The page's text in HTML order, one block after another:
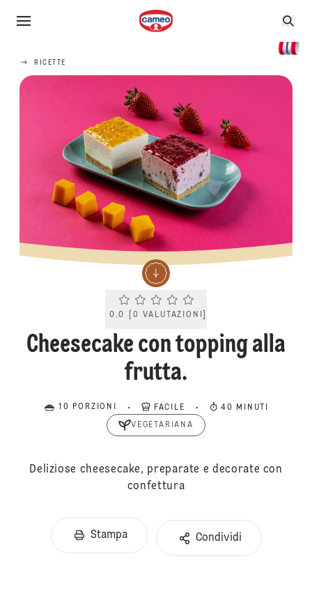
RICETTE
Current rating 0.0. Click to rate.
0.0 0 VALUTAZIONI
Cheesecake con topping alla
frutta.
10 PORZIONI FACILE 40 MINUTI
VEGETARIANA
Deliziose cheesecake, preparate e decorate con
confettura
Stampa Condividi